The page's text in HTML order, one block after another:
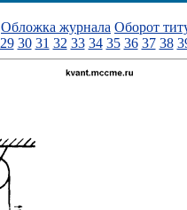
Обложка журнала Оборот
29 30 31 32 33 34 35 36 37 38